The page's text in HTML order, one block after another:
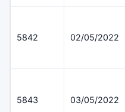
5842 02/05/2022
5843 03/05/2022